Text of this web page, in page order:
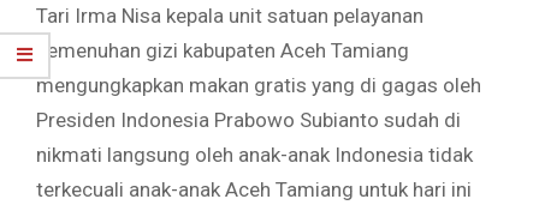
Tari Irma Nisa kepala unit satuan pelayanan
pemenuhan gizi kabupaten Aceh Tamiang
mengungkapkan makan gratis yang di gagas oleh
Presiden Indonesia Prabowo Subianto sudah di
nikmati langsung oleh anak-anak Indonesia tidak
terkecuali anak-anak Aceh Tamiang untuk hari ini